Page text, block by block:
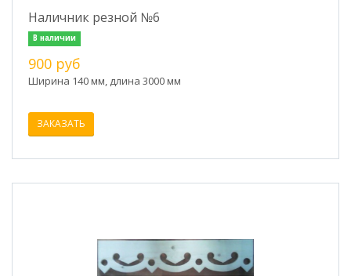
Наличник резной №6
В наличии
900 руб
Ширина 140 мм, длина 3000 мм
ЗАКАЗАТЬ